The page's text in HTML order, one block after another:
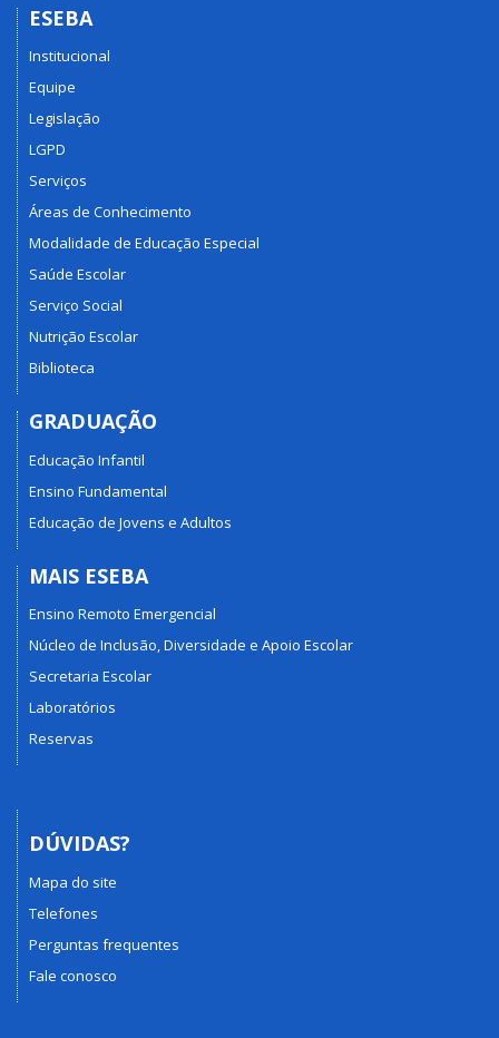
ESEBA
Institucional
Equipe
Legislação
LGPD
Serviços
Áreas de Conhecimento
Modalidade de Educação Especial
Saúde Escolar
Serviço Social
Nutrição Escolar
Biblioteca
GRADUAÇÃO
Educação Infantil
Ensino Fundamental
Educação de Jovens e Adultos
MAIS ESEBA
Ensino Remoto Emergencial
Núcleo de Inclusão, Diversidade e Apoio Escolar
Secretaria Escolar
Laboratórios
Reservas
DÚVIDAS?
Mapa do site
Telefones
Perguntas frequentes
Fale conosco